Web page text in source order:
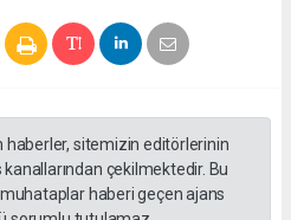
haberler, sitemizin editörlerinin
çekilmektedir. Bu
haberi geçen ajans